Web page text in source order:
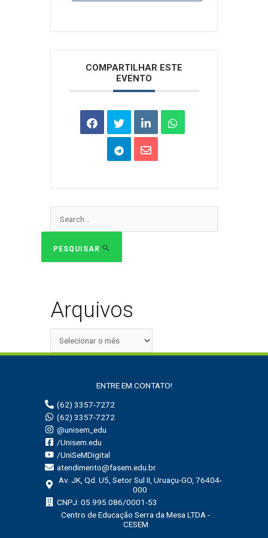
COMPARTILHAR ESTE
EVENTO
Pesquisar
PESQUISAR
Arquivos
ENTRE EM CONTATO!
(62) 3357-7272
(62) 3357-7272
@unisem_edu
/Unisem.edu
/UniSeMDigital
atendimento@fasem.edu.br
Av. JK, Qd. U5, Setor Sul II, Uruaçu-GO, 76404-
000
CNPJ: 05.995.086/0001-53
Centro de Educação Serra da Mesa LTDA -
CESEM